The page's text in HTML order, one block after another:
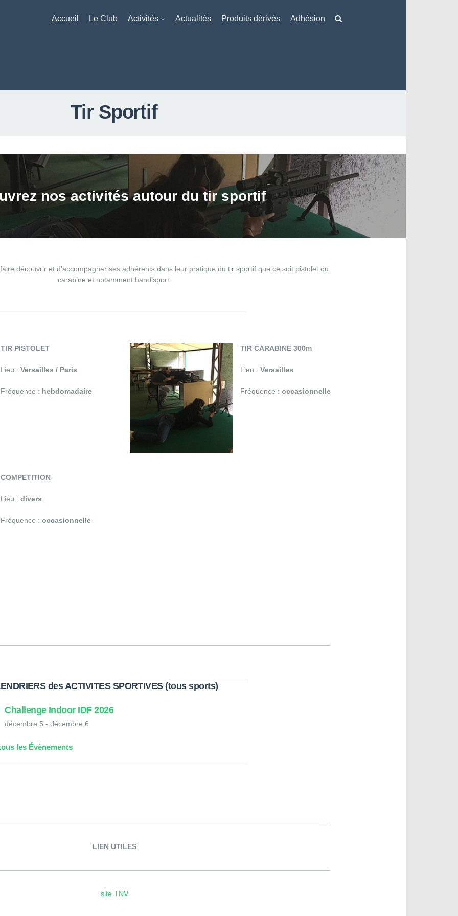
Accueil Le Club Activités Actualités Produits dérivés Adhésion
Tir Sportif
nos activités autour du tir sportif
découvrir et d’accompagner ses adhérents dans leur pratique du tir sportif que ce soit pistolet ou
carabine et notamment handisport.
TIR PISTOLET
Lieu : Versailles / Paris
Fréquence : hebdomadaire
COMPETITION
Lieu : divers
Fréquence : occasionnelle
TIR CARABINE 300m
Lieu : Versailles
Fréquence : occasionnelle
des ACTIVITES SPORTIVES (tous sports)
Challenge Indoor IDF 2026
décembre 5 -décembre 6
les Évènements
LIEN UTILES
site TNV